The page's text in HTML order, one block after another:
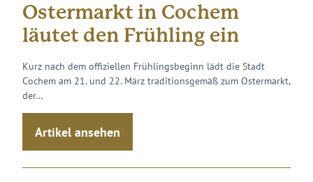
Ostermarkt in Cochem
läutet den Frühling ein
Kurz nach dem offiziellen Frühlingsbeginn lädt die Stadt
Cochem am 21. und 22. März traditionsgemäß zum Ostermarkt,
der…
Artikel ansehen